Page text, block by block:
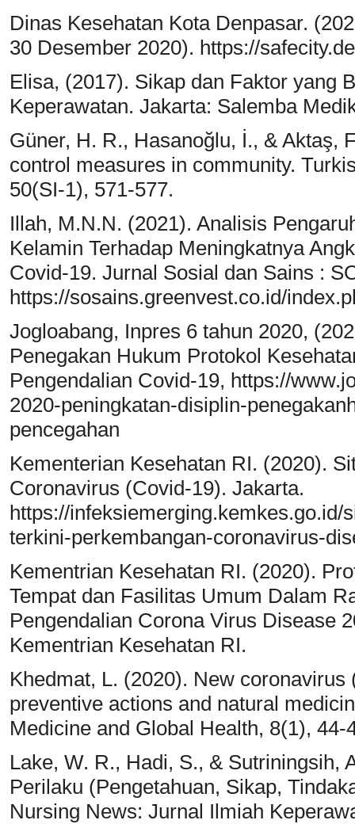
Dinas Kesehatan Kota Denpasar.
30 Desember 2020). https://
Elisa, (2017). Sikap dan Faktor yang
Keperawatan. Jakarta: Salemba
Güner, H. R., Hasanoğlu, İ., & Aktaş,
control measures in community.
50(SI-1), 571-577.
Illah, M.N.N. (2021). Analisis
Kelamin Terhadap Meningkatnya
Covid-19. Jurnal Sosial dan Sains :
https://sosains.greenvest.co.id/
Jogloabang, Inpres 6 tahun 2020,
Penegakan Hukum Protokol
Pengendalian Covid-19, https://
2020-peningkatan-disiplin-
pencegahan
Kementerian Kesehatan RI. (2020).
Coronavirus (Covid-19). Jakarta.
https://
terkini-perkembangan-coronavirus-
Kementrian Kesehatan RI. (2020).
Tempat dan Fasilitas Umum Dalam
Pengendalian Corona Virus Disease
Kementrian Kesehatan RI.
Khedmat, L. (2020). New
preventive actions and natural
Medicine and Global Health, 8(1), 44-
Lake, W. R., Hadi, S., & Sutriningsih,
Perilaku (Pengetahuan, Sikap,
Nursing News: Jurnal Ilmiah